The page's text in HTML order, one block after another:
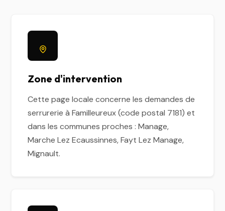
Zone d'intervention
Cette page locale concerne les demandes de
serrurerie à Familleureux (code postal 7181) et
dans les communes proches : Manage,
Marche Lez Ecaussinnes, Fayt Lez Manage,
Mignault.